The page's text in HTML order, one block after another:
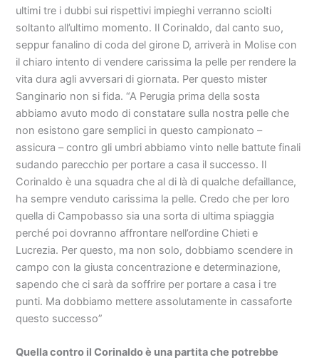
ultimi tre i dubbi sui rispettivi impieghi verranno sciolti
soltanto all’ultimo momento. Il Corinaldo, dal canto suo,
seppur fanalino di coda del girone D, arriverà in Molise con
il chiaro intento di vendere carissima la pelle per rendere la
vita dura agli avversari di giornata. Per questo mister
Sanginario non si fida. “A Perugia prima della sosta
abbiamo avuto modo di constatare sulla nostra pelle che
non esistono gare semplici in questo campionato –
assicura – contro gli umbri abbiamo vinto nelle battute finali
sudando parecchio per portare a casa il successo. Il
Corinaldo è una squadra che al di là di qualche defaillance,
ha sempre venduto carissima la pelle. Credo che per loro
quella di Campobasso sia una sorta di ultima spiaggia
perché poi dovranno affrontare nell’ordine Chieti e
Lucrezia. Per questo, ma non solo, dobbiamo scendere in
campo con la giusta concentrazione e determinazione,
sapendo che ci sarà da soffrire per portare a casa i tre
punti. Ma dobbiamo mettere assolutamente in cassaforte
questo successo”
Quella contro il Corinaldo è una partita che potrebbe